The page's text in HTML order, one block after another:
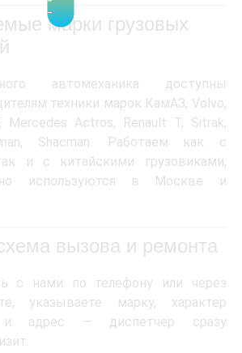
марки грузовых
автомеханика доступны
техники марок КамАЗ, Volvo,
Mercedes Actros, Renault T, Sitrak,
Shacman. Работаем как с
и с китайскими грузовиками,
используются в Москве и
вызова и ремонта
с нами по телефону или через
указываете марку, характер
и адрес — диспетчер сразу